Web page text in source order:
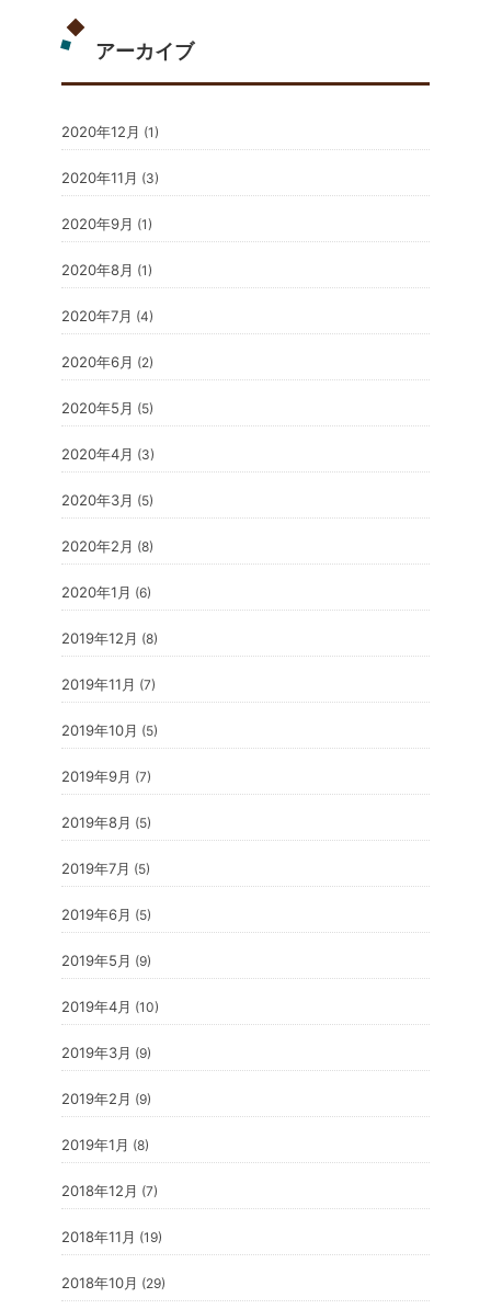
アーカイブ
2020年12月 (1)
2020年11月 (3)
2020年9月 (1)
2020年8月 (1)
2020年7月 (4)
2020年6月 (2)
2020年5月 (5)
2020年4月 (3)
2020年3月 (5)
2020年2月 (8)
2020年1月 (6)
2019年12月 (8)
2019年11月 (7)
2019年10月 (5)
2019年9月 (7)
2019年8月 (5)
2019年7月 (5)
2019年6月 (5)
2019年5月 (9)
2019年4月 (10)
2019年3月 (9)
2019年2月 (9)
2019年1月 (8)
2018年12月 (7)
2018年11月 (19)
2018年10月 (29)